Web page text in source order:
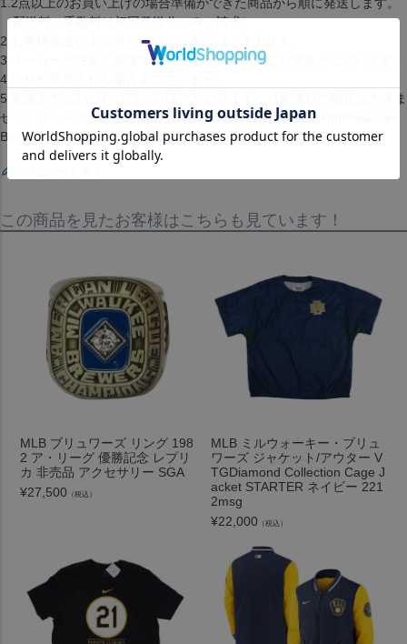
（配送料・手数料は初回発送分のみご請求）
2.お客様都合によるキャンセル・返品はできません。
3.メーカーが在庫を確保できず、キャンセルとなる場合がございます。
4.仕様が変更される場合もございます。
5.配送までに1ヶ月から2ヶ月ほどかかります。（配送日の指定はできま
せん）[Tシャツ][トップス][2017 The Beatles Night T-Shirt][Milwaukee
Brewers][Gray][メジャーリーグ 大リーグ][MIL/ ブルワーズ]
この商品を見たお客様はこちらも見ています！
MLB ブリュワーズ リング 198
2 ア・リーグ 優勝記念 レプリ
カ 非売品 アクセサリー SGA
¥27,500 （税込）
MLB ミルウォーキー・ブリュ
ワーズ ジャケット/アウター V
TGDiamond Collection Cage J
acket STARTER ネイビー 221
2msg
¥22,000 （税込）